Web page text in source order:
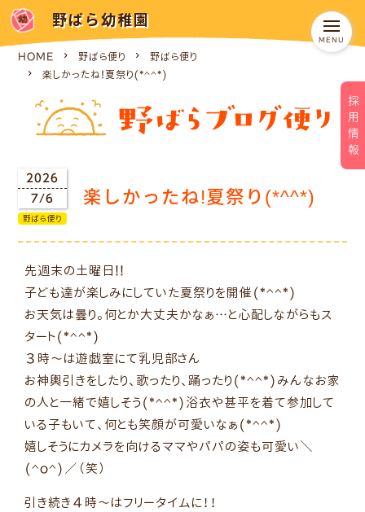
野ばら幼稚園
採用情報
HOME 野ばら便り
野ばら便り
楽しかったね!夏祭り(*^^*)
2026
7/6
野ばら便り
楽しかったね!夏祭り(*^^*)
先週末の土曜日!!
子ども達が楽しみにしていた夏祭りを開催(*^^*)
お天気は曇り。何とか大丈夫かなぁ…と心配しながらもス
タート(*^^*)
３時〜は遊戯室にて乳児部さん
お神輿引きをしたり、歌ったり、踊ったり(*^^*)みんなお家
の人と一緒で嬉しそう(*^^*)浴衣や甚平を着て参加して
いる子もいて、何とも笑顔が可愛いなぁ(*^^*)
嬉しそうにカメラを向けるママやパパの姿も可愛い＼
(^o^)／（笑）
引き続き４時〜はフリータイムに！！